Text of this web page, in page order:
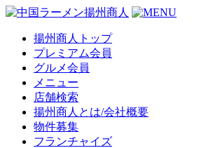
揚州商人トップ
プレミアム会員
グルメ会員
メニュー
店舗検索
揚州商人とは/会社概要
物件募集
フランチャイズ